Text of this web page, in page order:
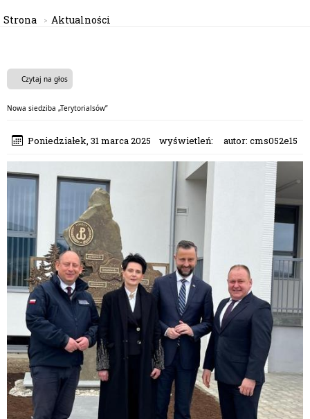
Strona Aktualności
Czytaj na głos
Nowa siedziba „Terytorialsów”
Poniedziałek, 31 marca 2025 wyświetleń: autor: cms052e15